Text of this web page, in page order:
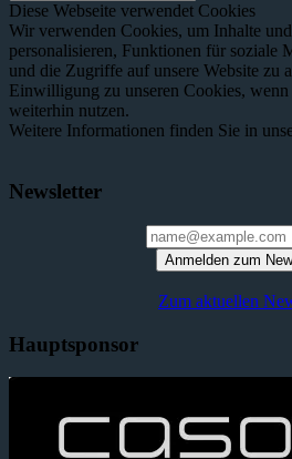
Diese Webseite verwendet Cookies
Wir verwenden Cookies, um Inhalte
personalisieren, Funktionen für soziale
und die Zugriffe auf unsere Website zu
Einwilligung zu unseren Cookies, wenn
weiterhin nutzen.
Weitere Informationen finden Sie in
Newsletter
Anmelden zum
Zum aktuellen
Hauptsponsor